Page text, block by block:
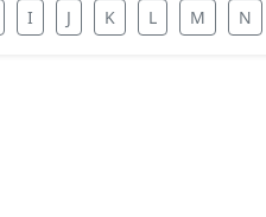
I J K L M N